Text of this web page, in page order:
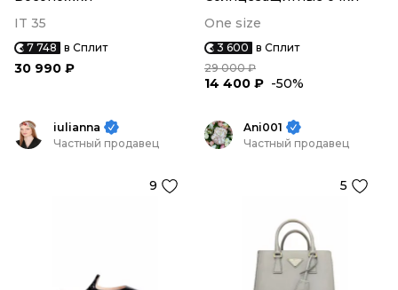
IT 35
7 748 в Сплит
30 990 ₽
One size
3 600 в Сплит
29 000 ₽
14 400 ₽ -50%
iulianna
Частный продавец
9
Ani001
Частный продавец
5